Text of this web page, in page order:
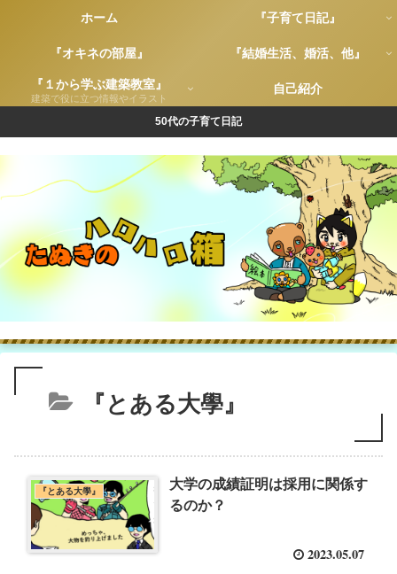
50代の子育て日記
ホーム 『子育て日記』
『オキネの部屋』 『結婚生活、婚活、他』
『１から学ぶ建築教室』
建築で役に立つ情報やイラスト
自己紹介
『とある大學』
『とある大學』
大学の成績証明は採用に関係す
るのか？
2023.05.07